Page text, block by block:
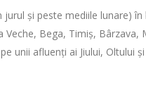
și peste mediile lunare) în
Bega, Timiș, Bârzava,
unii afluenți ai Jiului, Oltului și